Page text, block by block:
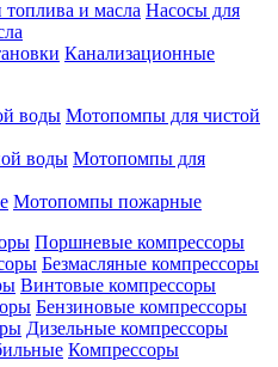
Насосы для
Канализационные
Мотопомпы для чистой
Мотопомпы для
Мотопомпы пожарные
Поршневые компрессоры
Безмасляные компрессоры
Винтовые компрессоры
Бензиновые компрессоры
Дизельные компрессоры
Компрессоры